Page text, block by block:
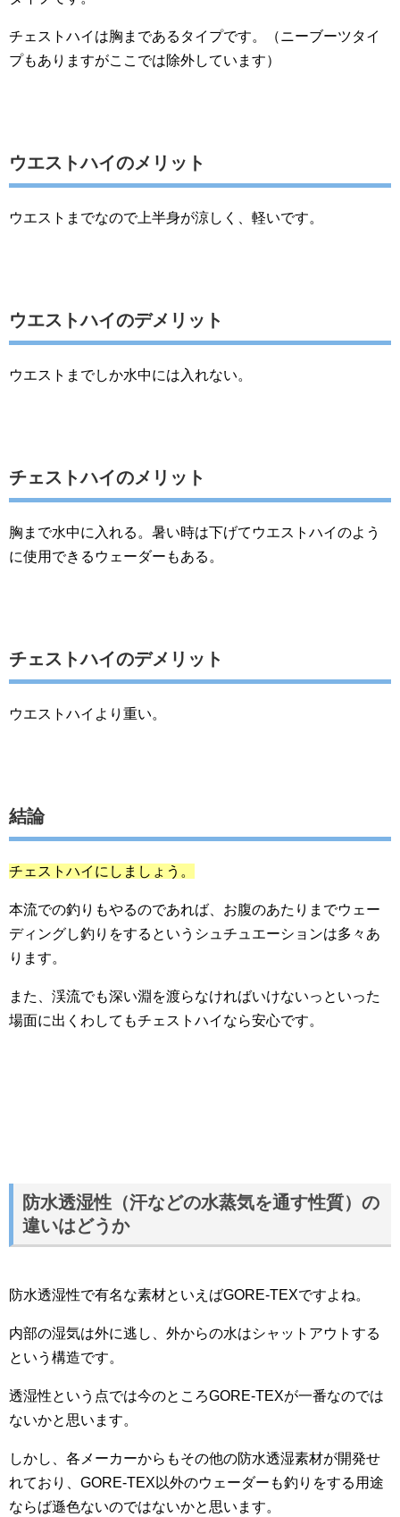
チェストハイは胸まであるタイプです。（ニーブーツタイ
プもありますがここでは除外しています）
ウエストハイのメリット
ウエストまでなので上半身が涼しく、軽いです。
ウエストハイのデメリット
ウエストまでしか水中には入れない。
チェストハイのメリット
胸まで水中に入れる。暑い時は下げてウエストハイのよう
に使用できるウェーダーもある。
チェストハイのデメリット
ウエストハイより重い。
結論
チェストハイにしましょう。
本流での釣りもやるのであれば、お腹のあたりまでウェー
ディングし釣りをするというシュチュエーションは多々あ
ります。
また、渓流でも深い淵を渡らなければいけないっといった
場面に出くわしてもチェストハイなら安心です。
防水透湿性（汗などの水蒸気を通す性質）の
違いはどうか
防水透湿性で有名な素材といえばGORE-TEXですよね。
内部の湿気は外に逃し、外からの水はシャットアウトする
という構造です。
透湿性という点では今のところGORE-TEXが一番なのでは
ないかと思います。
しかし、各メーカーからもその他の防水透湿素材が開発せ
れており、GORE-TEX以外のウェーダーも釣りをする用途
ならば遜色ないのではないかと思います。